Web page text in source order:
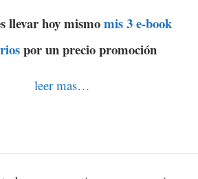
llevar hoy mismomis 3 e-book
por un precio promoción
leer mas…